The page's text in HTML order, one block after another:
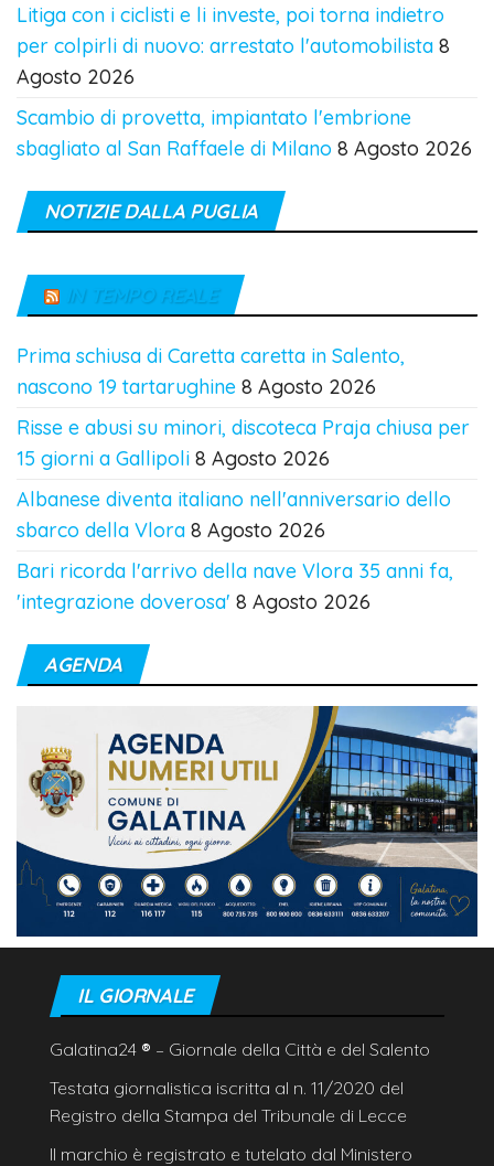
Litiga con i ciclisti e li investe, poi torna indietro
per colpirli di nuovo: arrestato l'automobilista 8
Agosto 2026
Scambio di provetta, impiantato l'embrione
sbagliato al San Raffaele di Milano 8 Agosto 2026
NOTIZIE DALLA PUGLIA
IN TEMPO REALE
Prima schiusa di Caretta caretta in Salento,
nascono 19 tartarughine 8 Agosto 2026
Risse e abusi su minori, discoteca Praja chiusa per
15 giorni a Gallipoli 8 Agosto 2026
Albanese diventa italiano nell'anniversario dello
sbarco della Vlora 8 Agosto 2026
Bari ricorda l'arrivo della nave Vlora 35 anni fa,
'integrazione doverosa' 8 Agosto 2026
AGENDA
IL GIORNALE
Galatina24 ® – Giornale della Città e del Salento
Testata giornalistica iscritta al n. 11/2020 del
Registro della Stampa del Tribunale di Lecce
Il marchio è registrato e tutelato dal Ministero